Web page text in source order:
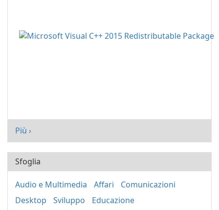
Più ›
Sfoglia
Audio e Multimedia Affari
Comunicazioni
Desktop
Sviluppo
Educazione